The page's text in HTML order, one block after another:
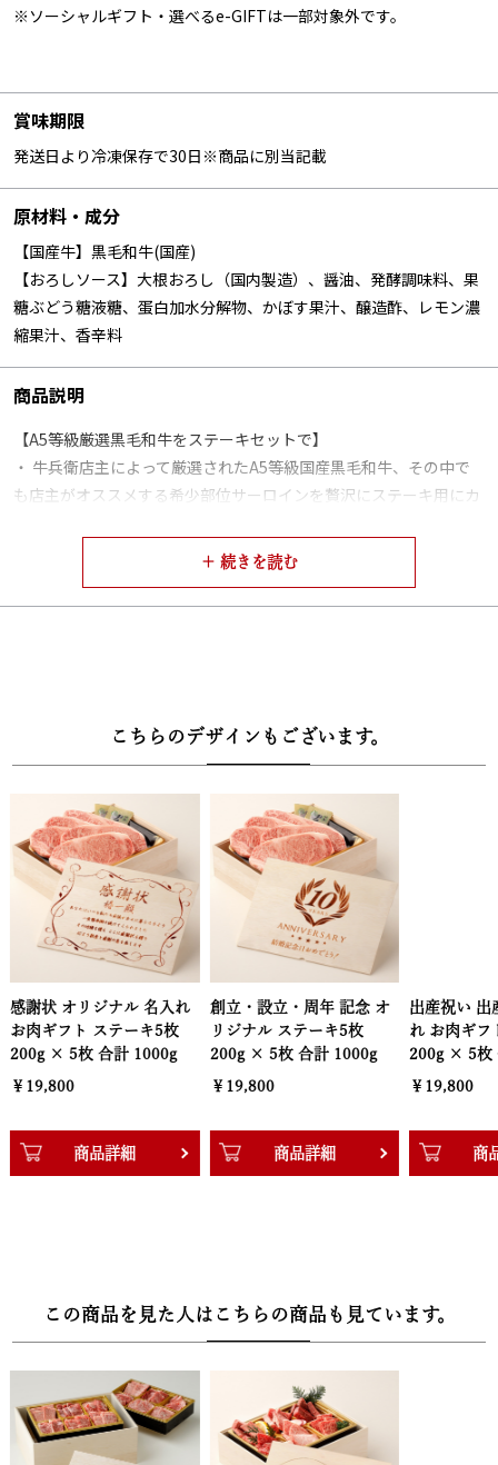
※ソーシャルギフト・選べるe-GIFTは一部対象外です。
賞味期限
発送日より冷凍保存で30日※商品に別当記載
原材料・成分
【国産牛】黒毛和牛(国産)
【おろしソース】大根おろし（国内製造）、醤油、発酵調味料、果
糖ぶどう糖液糖、蛋白加水分解物、かぼす果汁、醸造酢、レモン濃
縮果汁、香辛料
商品説明
【A5等級厳選黒毛和牛をステーキセットで】
・ 牛兵衛店主によって厳選されたA5等級国産黒毛和牛、その中で
も店主がオススメする希少部位サーロインを贅沢にステーキ用にカ
存分に味わっていただけます。
【牛兵衛厳選の調味料】
【安心、安全の品質規格証明番号】
・厳格な基準をクリアした牛のみに与えられる品質規格証明番号を
各セットご用意しております。
【高級感溢れる木箱にて梱包】
・高級感溢れる牛兵衛オリジナルの木箱に風呂敷が巻かれて梱包さ
れています。大切な人への贈り物にも、自分へのご褒美にもきっと
喜んでもらえる様になっております。
■配送：クール冷凍便
■セット内容：黒毛和牛ステーキ5枚、おろしソース、岩塩、岩塩
おろし金
【木箱サイズ】幅30.3cm × 奥行22.2cm × 高さ13.3cm
こちらのデザインもございます。
感謝状 オリジナル 名入れ
お肉ギフト ステーキ5枚
200g × 5枚 合計 1000g
￥19,800
商品詳細
創立・設立・周年 記念 オ
リジナル ステーキ5枚
200g × 5枚 合計 1000g
￥19,800
商品詳細
出産祝い 出
れ お肉ギフ
200g × 5枚
￥19,800
商
この商品を見た人はこちらの商品も見ています。